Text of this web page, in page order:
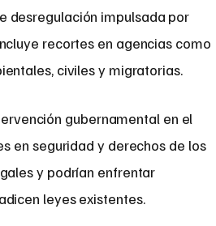
desregulación impulsada por
recortes en agencias como
civiles y migratorias.
gubernamental en el
en seguridad y derechos de los
y podrían enfrentar
leyes existentes.